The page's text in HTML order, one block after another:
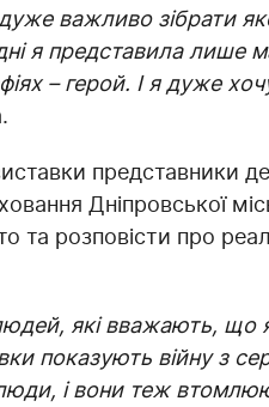
важливо зібрати
я представила лише
– герой. І я дуже
представники
Дніпровської
та розповісти про
які вважають, що
показують війну з
і вони теж